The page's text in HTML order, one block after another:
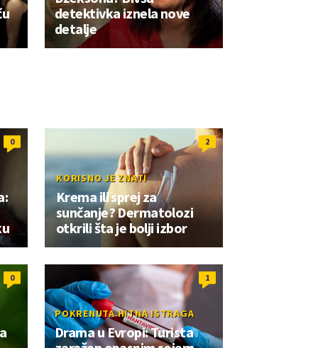
detektivka iznela nove
detalje
0 2
KORISNO JE ZNATI
Krema ili sprej za
sunčanje? Dermatolozi
otkrili šta je bolji izbor
0 1
POKRENUTA HITNA ISTRAGA
Drama u Evropi: Turista